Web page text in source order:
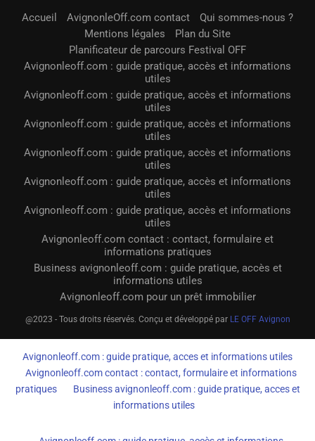
Accueil AvignonleOff.com contact
Qui sommes-nous ?
Mentions légales
Plan du Site
Planificateur de parcours Festival OFF
Avignonleoff.com : guide pratique, accès et informations
utiles
Avignonleoff.com : guide pratique, accès et informations
utiles
Avignonleoff.com : guide pratique, accès et informations
utiles
Avignonleoff.com : guide pratique, accès et informations
utiles
Avignonleoff.com : guide pratique, accès et informations
utiles
Avignonleoff.com : guide pratique, accès et informations
utiles
Avignonleoff.com contact : contact, formulaire et
informations pratiques
Business avignonleoff.com : guide pratique, accès et
informations utiles
Avignonleoff.com pour un prêt immobilier
@2023 - Tous droits réservés. Conçu et développé par LE OFF Avignon
Avignonleoff.com : guide pratique, acces et informations utiles
Avignonleoff.com contact : contact, formulaire et informations
pratiques
Business avignonleoff.com : guide pratique, acces et
informations utiles